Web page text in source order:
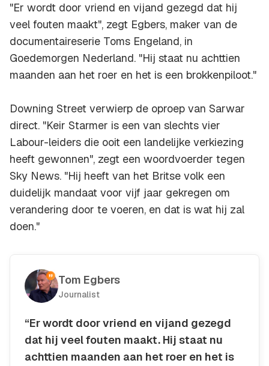
"Er wordt door vriend en vijand gezegd dat hij
veel fouten maakt", zegt Egbers, maker van de
documentaireserie Toms Engeland, in
Goedemorgen Nederland. "Hij staat nu achttien
maanden aan het roer en het is een brokkenpiloot."
Downing Street verwierp de oproep van Sarwar
direct. "Keir Starmer is een van slechts vier
Labour-leiders die ooit een landelijke verkiezing
heeft gewonnen", zegt een woordvoerder tegen
Sky News. "Hij heeft van het Britse volk een
duidelijk mandaat voor vijf jaar gekregen om
verandering door te voeren, en dat is wat hij zal
doen."
Tom Egbers
Journalist
“Er wordt door vriend en vijand gezegd
dat hij veel fouten maakt. Hij staat nu
achttien maanden aan het roer en het is